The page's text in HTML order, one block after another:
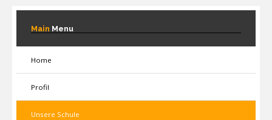
Main Menu
Home
Profil
Unsere Schule